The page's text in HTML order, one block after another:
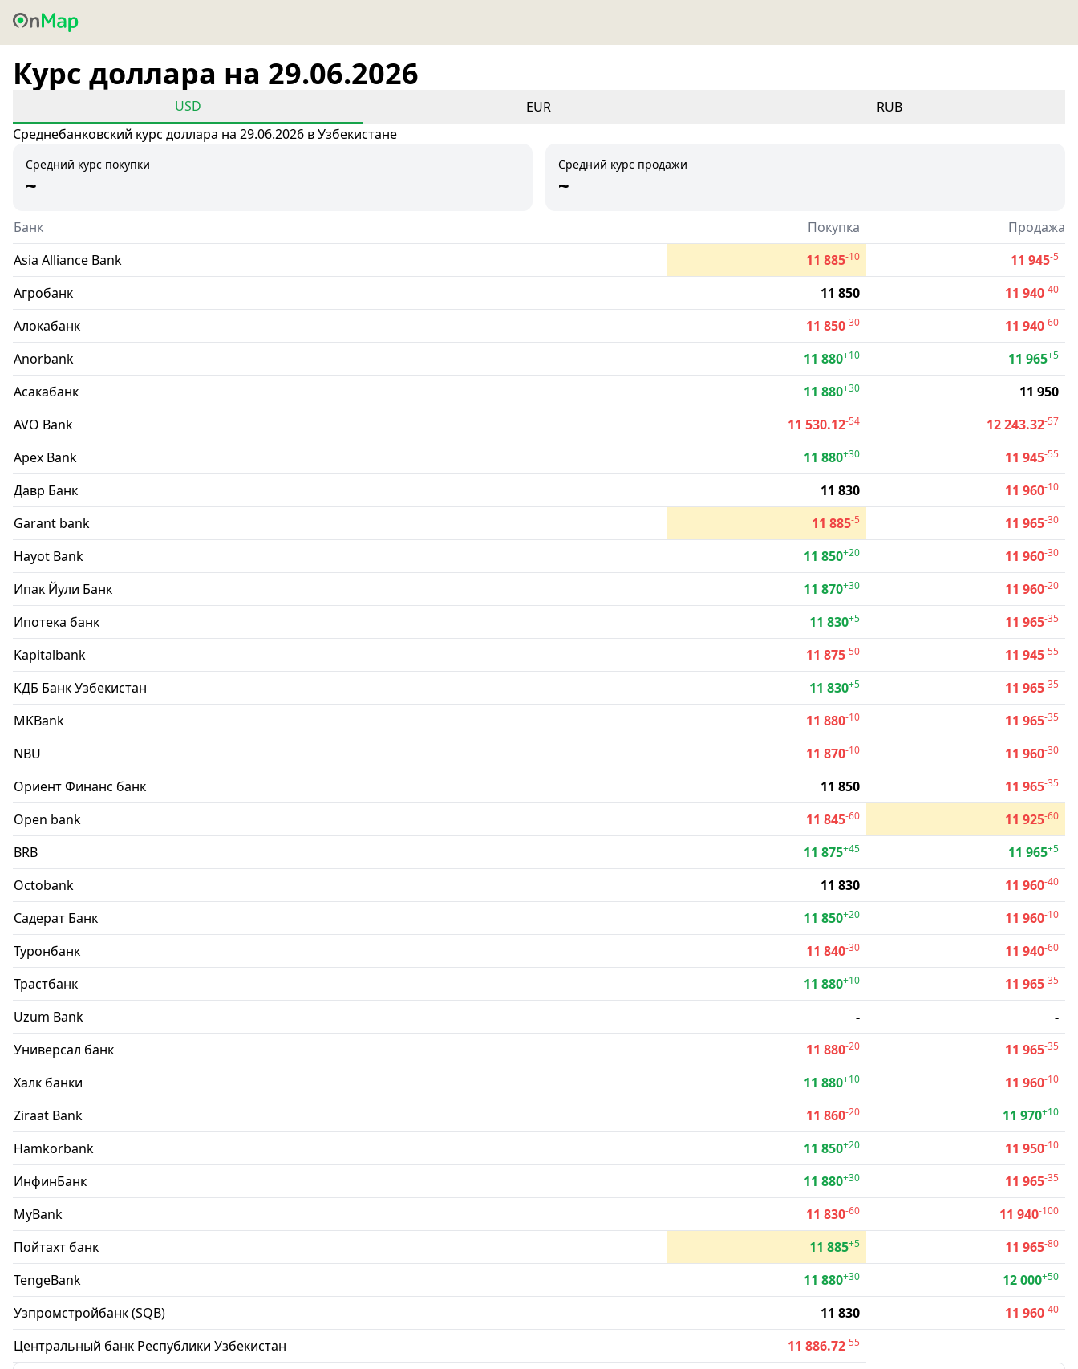
Курс доллара на 29.06.2026
USD EUR
RUB
Среднебанковский курс доллара на 29.06.2026 в Узбекистане
Средний курс покупки
~
Средний курс продажи
~
Банк Покупка
Продажа
Asia Alliance Bank
11 885-10 11 945-5
Агробанк 11 850 11 940-40
Алокабанк 11 850-30 11 940-60
Anorbank 11 880+10 11 965+5
Асакабанк 11 880+30
11 950
AVO Bank
11 530.12-54 12 243.32-57
Apex Bank 11 880+30 11 945-55
Давр Банк 11 830 11 960-10
Garant bank 11 885-5 11 965-30
Hayot Bank 11 850+20 11 960-30
Ипак Йули Банк 11 870+30 11 960-20
Ипотека банк 11 830+5 11 965-35
Kapitalbank 11 875-50 11 945-55
КДБ Банк Узбекистан 11 830+5 11 965-35
MKBank 11 880-10 11 965-35
NBU 11 870-10 11 960-30
Ориент Финанс банк 11 850 11 965-35
Open bank 11 845-60 11 925-60
BRB 11 875+45 11 965+5
Octobank 11 830 11 960-40
Садерат Банк 11 850+20 11 960-10
Туронбанк 11 840-30 11 940-60
Трастбанк 11 880+10 11 965-35
Uzum Bank -
-
Универсал банк
11 880-20 11 965-35
Халк банки 11 880+10 11 960-10
Ziraat Bank 11 860-20 11 970+10
Hamkorbank 11 850+20 11 950-10
ИнфинБанк 11 880+30 11 965-35
MyBank 11 830-60 11 940-100
Пойтахт банк 11 885+5 11 965-80
TengeBank 11 880+30 12 000+50
Узпромстройбанк (SQB) 11 830 11 960-40
Центральный банк Республики Узбекистан 11 886.72-55